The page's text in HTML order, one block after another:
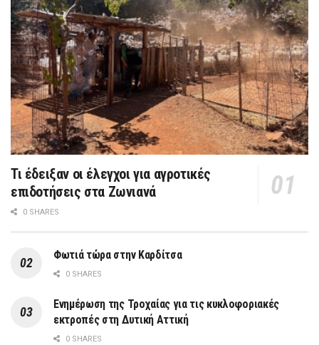
Τι έδειξαν οι έλεγχοι για αγροτικές
επιδοτήσεις στα Ζωνιανά
0 SHARES
Φωτιά τώρα στην Καρδίτσα
0 SHARES
Ενημέρωση της Τροχαίας για τις κυκλοφοριακές
εκτροπές στη Δυτική Αττική
0 SHARES